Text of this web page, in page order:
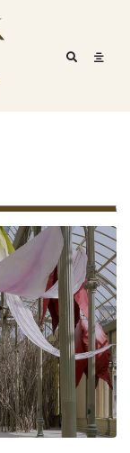
Mobile